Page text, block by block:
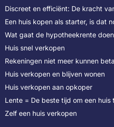
Discreet en efficiënt: De kracht
Een huis kopen als starter, is dat
Wat gaat de hypotheekrente
Huis snel verkopen
Rekeningen niet meer kunnen
Huis verkopen en blijven wonen
Huis verkopen aan opkoper
Lente = De beste tijd om een huis
Zelf een huis verkopen